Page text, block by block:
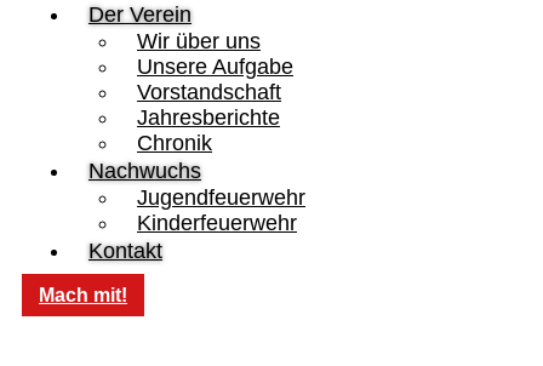
Der Verein
Wir über uns
Unsere Aufgabe
Vorstandschaft
Jahresberichte
Chronik
Nachwuchs
Jugendfeuerwehr
Kinderfeuerwehr
Kontakt
Mach mit!